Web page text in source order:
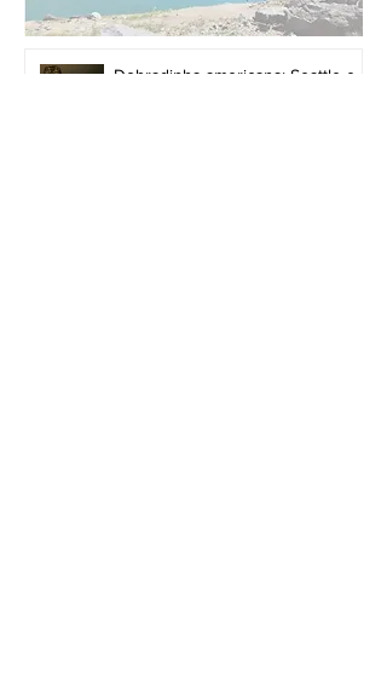
Dobradinha americana: Seattle e